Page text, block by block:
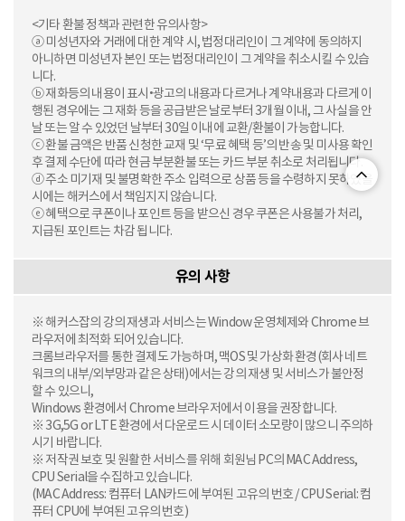
<기타 환불 정책과 관련한 유의사항>
ⓐ 미성년자와 거래에 대한 계약 시, 법정대리인이 그 계약에 동의하지
아니하면 미성년자 본인 또는 법정대리인이 그 계약을 취소시킬 수 있습
니다.
ⓑ 재화등의 내용이 표시•광고의 내용과 다르거나 계약내용과 다르게 이
행된 경우에는 그 재화 등을 공급받은 날로부터 3개월 이내, 그 사실을 안
날 또는 알 수 있었던 날부터 30일 이내에 교환/환불이 가능합니다.
ⓒ 환불 금액은 반품 신청한 교재 및 ‘무료 혜택 등’의 반송 및 미사용 확인
후 결제 수단에 따라 현금 부분환불 또는 카드 부분 취소로 처리됩니다.
ⓓ 주소 미기재 및 불명확한 주소 입력으로 상품 등을 수령하지 못하였을
시에는 해커스에서 책임지지 않습니다.
ⓔ 혜택으로 쿠폰이나 포인트 등을 받으신 경우 쿠폰은 사용불가 처리,
지급된 포인트는 차감 됩니다.
유의 사항
※ 해커스잡의 강의 재생과 서비스는 Window 운영체제와 Chrome 브
라우저에 최적화 되어 있습니다.
크롬브라우저를 통한 결제도 가능하며, 맥OS 및 가상화 환경(회사 네트
워크의 내부/외부망과 같은 상태)에서는 강의 재생 및 서비스가 불안정
할 수 있으니,
Windows 환경에서 Chrome 브라우저에서 이용을 권장합니다.
※ 3G,5G or LTE 환경에서 다운로드 시 데이터 소모량이 많으니 주의하
시기 바랍니다.
※ 저작권 보호 및 원활한 서비스를 위해 회원님 PC의 MAC Address,
CPU Serial을 수집하고 있습니다.
(MAC Address: 컴퓨터 LAN카드에 부여된 고유의 번호 / CPU Serial: 컴
퓨터 CPU에 부여된 고유의 번호)